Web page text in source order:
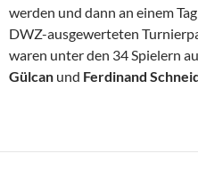
werden und dann an einem
DWZ-ausgewerteten
waren unter den 34 Spielern
Gülcan und Ferdinand